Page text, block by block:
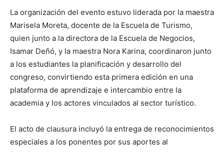
La organización del evento estuvo liderada por la maestra
Marisela Moreta, docente de la Escuela de Turismo,
quien junto a la directora de la Escuela de Negocios,
Isamar Deñó, y la maestra Nora Karina, coordinaron junto
a los estudiantes la planificación y desarrollo del
congreso, convirtiendo esta primera edición en una
plataforma de aprendizaje e intercambio entre la
academia y los actores vinculados al sector turístico.
El acto de clausura incluyó la entrega de reconocimientos
especiales a los ponentes por sus aportes al